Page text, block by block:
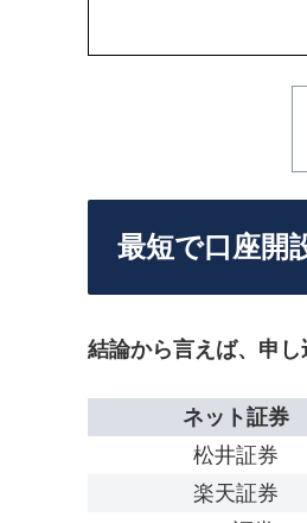
最短で口座開
結論から言えば、申
ネット証券
松井証券
楽天証券